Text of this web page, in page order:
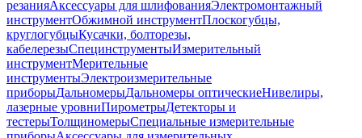
резанияАксессуары для шлифованияЭлектромонтажный
инструментОбжимной инструментПлоскогубцы,
круглогубцыКусачки, болторезы,
кабелерезыСпецинструментыИзмерительный
инструментМерительные
инструментыЭлектроизмерительные
приборыДальномерыДальномеры оптическиеНивелиры,
лазерные уровниПирометрыДетекторы и
тестерыТолщиномерыСпециальные измерительные